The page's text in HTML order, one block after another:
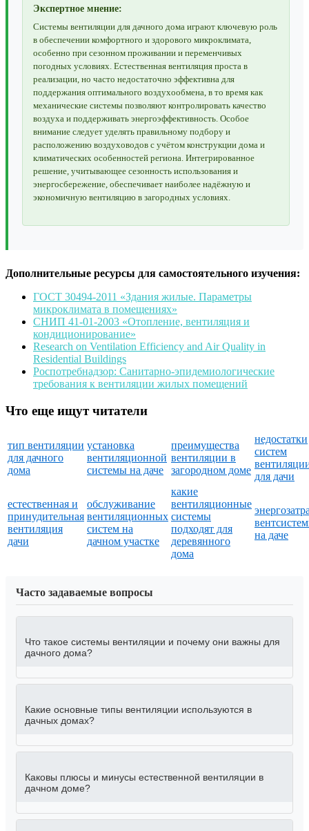
Экспертное мнение:
Системы вентиляции для дачного дома играют ключевую роль
в обеспечении комфортного и здорового микроклимата,
особенно при сезонном проживании и переменчивых
погодных условиях. Естественная вентиляция проста в
реализации, но часто недостаточно эффективна для
поддержания оптимального воздухообмена, в то время как
механические системы позволяют контролировать качество
воздуха и поддерживать энергоэффективность. Особое
внимание следует уделять правильному подбору и
расположению воздуховодов с учётом конструкции дома и
климатических особенностей региона. Интегрированное
решение, учитывающее сезонность использования и
энергосбережение, обеспечивает наиболее надёжную и
экономичную вентиляцию в загородных условиях.
Дополнительные ресурсы для самостоятельного изучения:
ГОСТ 30494-2011 «Здания жилые. Параметры
микроклимата в помещениях»
СНИП 41-01-2003 «Отопление, вентиляция и
кондиционирование»
Research on Ventilation Efficiency and Air Quality in
Residential Buildings
Роспотребнадзор: Санитарно-эпидемиологические
требования к вентиляции жилых помещений
Что еще ищут читатели
тип вентиляции
для дачного
дома
установка
вентиляционной
системы на даче
преимущества
вентиляции в
загородном доме
недостатки
систем
для дачи
естественная и
принудительная
вентиляция
дачи
обслуживание
вентиляционных
систем на
дачном участке
какие
вентиляционные
системы
подходят для
деревянного
дома
на даче
Часто задаваемые вопросы
Что такое системы вентиляции и почему они важны для
дачного дома?
Какие основные типы вентиляции используются в
дачных домах?
Каковы плюсы и минусы естественной вентиляции в
дачном доме?